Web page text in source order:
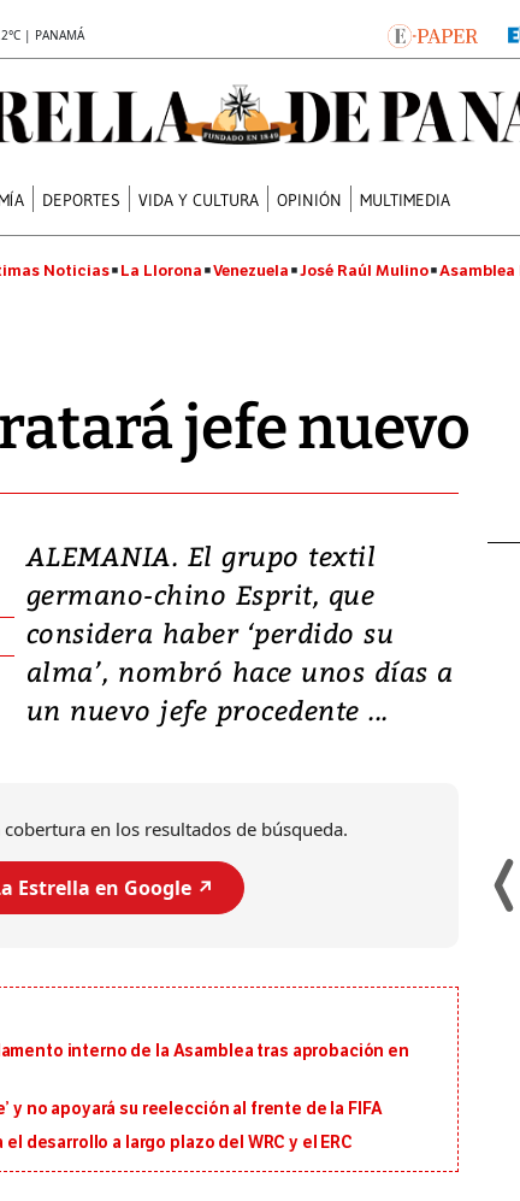
| PANAMÁ
DEPORTES VIDA Y CULTURA OPINIÓN MULTIMEDIA
Noticias La Llorona Venezuela José Raúl Mulino
jefe nuevo
ALEMANIA. El grupo textil
germano-chino Esprit, que
considera haber ‘perdido su
alma’, nombró hace unos días a
un nuevo jefe procedente ...
en los resultados de búsqueda.
Estrella en Google ↗️
interno de la Asamblea tras aprobación en
y no apoyará su reelección al frente de la FIFA
desarrollo a largo plazo del WRC y el ERC
Video, Japón: Terremoto
deja heridos y graves
daños en Kumamoto
al sur de Japón, provocando una